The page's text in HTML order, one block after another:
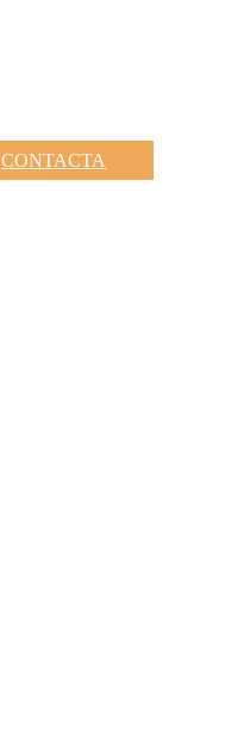
CONTACTA